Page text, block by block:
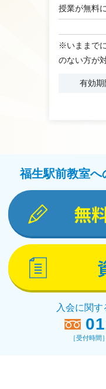
授業が無料
※いままで
のない方が
有効
福生駅前教室へ
無
入会に関
［受付時間